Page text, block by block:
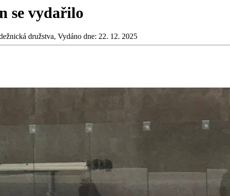
se vydařilo
družstva, Vydáno dne: 22. 12. 2025